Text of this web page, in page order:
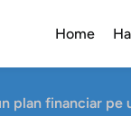
Home
plan financiar pe